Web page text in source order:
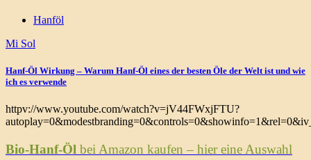
Hanföl
Mi Sol
Hanf-Öl Wirkung – Warum Hanf-Öl eines der besten Öle der Welt ist und wie
ich es verwende
httpv://www.youtube.com/watch?v=jV44FWxjFTU?
Bio-Hanf-Öl bei Amazon kaufen – hier eine Auswahl